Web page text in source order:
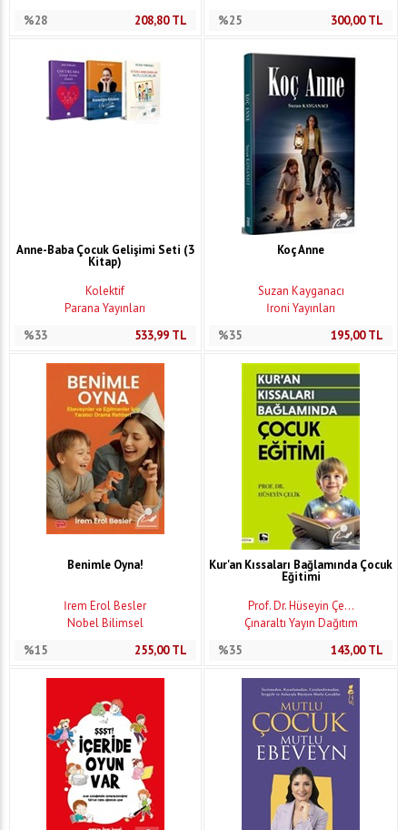
%28
208,80TL
%25
300,00TL
Anne-Baba Çocuk Gelişimi Seti (3
Kitap)
Kolektif
Parana Yayınları
%33
533,99TL
Koç Anne
Suzan Kayganacı
İroni Yayınları
%35
195,00TL
Benimle Oyna!
İrem Erol Besler
Nobel Bilimsel
%15
255,00TL
Kur'an Kıssaları Bağlamında Çocuk
Eğitimi
Prof. Dr. Hüseyin Çe...
Çınaraltı Yayın Dağıtım
%35
143,00TL